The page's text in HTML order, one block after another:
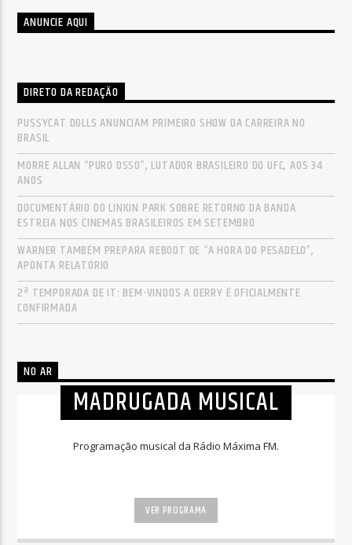
ANUNCIE AQUI
DIRETO DA REDAÇÃO
PUSSYCAT DOLLS ANUNCIAM PRIMEIRO SHOW DA CARREIRA NO
BRASIL
MORRE ALLAN “PURO OSSO”, LUTADOR BRASILEIRO DO UFC, AOS 34
ANOS
DOCUMENTÁRIO DO LINKIN PARK SOBRE RETORNO DA BANDA
ESTREIA NOS CINEMAS BRASILEIROS EM SETEMBRO
WARNER TAMBÉM PREPARA REBOOT DE “A HORA DO PESADELO”,
APONTA RELATÓRIO
2ª TEMPORADA DE IT: BEM-VINDOS A DERRY É OFICIALMENTE
CONFIRMADA
NO AR
MADRUGADA MUSICAL
Programação musical da Rádio Máxima FM.
VER PROGRAMA